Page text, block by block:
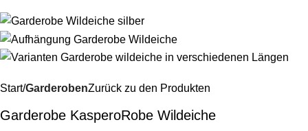
Start GarderobenZurück zu den Produkten
Garderobe KasperoRobe Wildeiche